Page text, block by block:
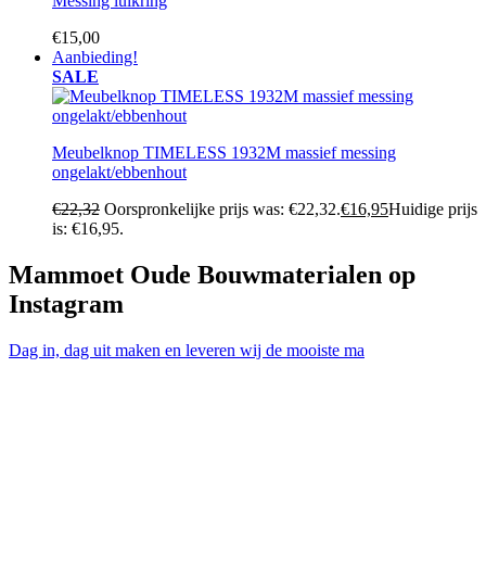
€15,00
Aanbieding!
SALE
Meubelknop TIMELESS 1932M massief messing
ongelakt/ebbenhout
€22,32 Oorspronkelijke prijs was: €22,32.€16,95Huidige prijs
is: €16,95.
Mammoet Oude Bouwmaterialen op
Instagram
Dag in, dag uit maken en leveren wij de mooiste ma